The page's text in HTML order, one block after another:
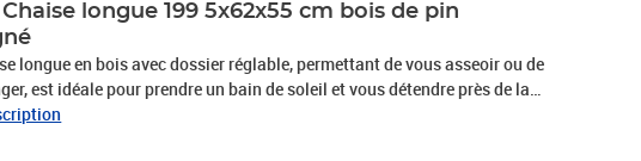
longue 199 5x62x55 cm bois de pin
longue en bois avec dossier réglable, permettant de vous asseoir ou de
est idéale pour prendre un bain de soleil et vous détendre près de la
la terrasse ou dans le jardin. Bois imprégné : la chaise longue est